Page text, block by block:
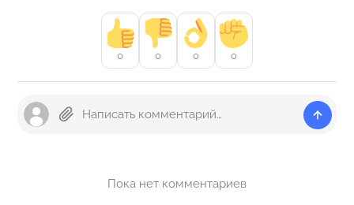
0 0 0 0
Пока нет комментариев